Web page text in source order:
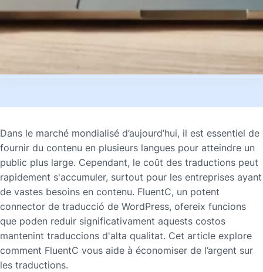
Dans le marché mondialisé d’aujourd’hui, il est essentiel de
fournir du contenu en plusieurs langues pour atteindre un
public plus large. Cependant, le coût des traductions peut
rapidement s'accumuler, surtout pour les entreprises ayant
de vastes besoins en contenu. FluentC, un potent
connector de traducció de WordPress, ofereix funcions
que poden reduir significativament aquests costos
mantenint traduccions d'alta qualitat. Cet article explore
comment FluentC vous aide à économiser de l’argent sur
les traductions.